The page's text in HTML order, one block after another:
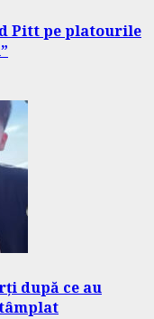
Pitt pe platourile
după ce au